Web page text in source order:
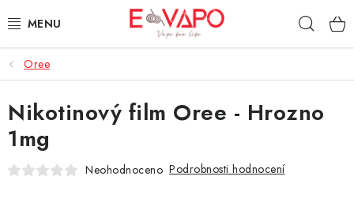
na
3D TISK
TIPY ZA DOBROU CENU
AROMATA A PŘÍCHUTĚ
Oree
Nikotinový film Oree - Hrozno
1mg
Neohodnoceno Podrobnosti hodnocení